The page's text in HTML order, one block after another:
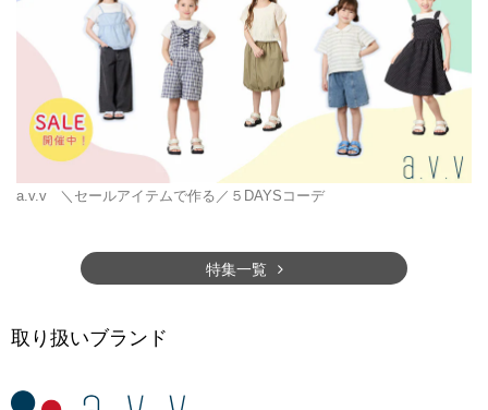
a.v.v ＼セールアイテムで作る／５DAYSコーデ
特集一覧
取り扱いブランド